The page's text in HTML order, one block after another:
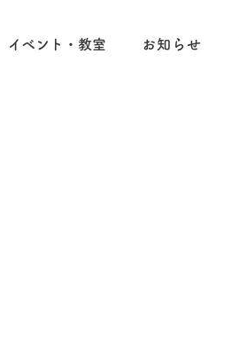
イベント・教室 お知らせ